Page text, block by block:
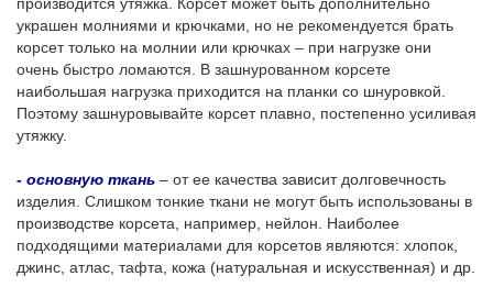
производится утяжка. Корсет может быть дополнительно
украшен молниями и крючками, но не рекомендуется брать
корсет только на молнии или крючках – при нагрузке они
очень быстро ломаются. В зашнурованном корсете
наибольшая нагрузка приходится на планки со шнуровкой.
Поэтому зашнуровывайте корсет плавно, постепенно усиливая
утяжку.
- основную ткань – от ее качества зависит долговечность
изделия. Слишком тонкие ткани не могут быть использованы в
производстве корсета, например, нейлон. Наиболее
подходящими материалами для корсетов являются: хлопок,
джинс, атлас, тафта, кожа (натуральная и искусственная) и др.